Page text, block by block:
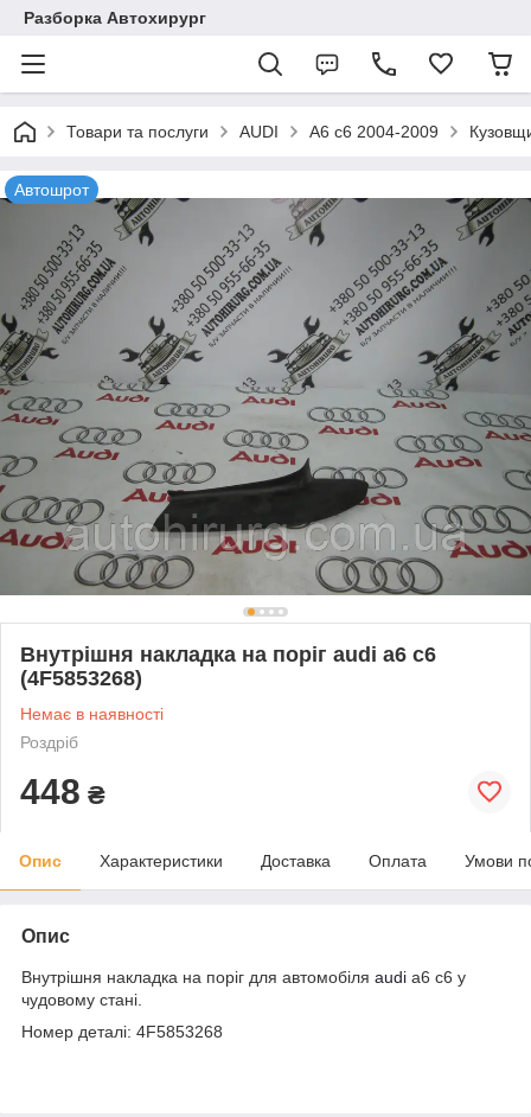
Разборка Автохирург
Товари та послуги AUDI A6 c6 2004-2009
Автошрот
Внутрішня накладка на поріг audi a6 c6
(4F5853268)
Немає в наявності
Роздріб
448 ₴
Опис Характеристики Доставка Оплата Умови
Опис
Внутрішня накладка на поріг для автомобіля audi a6 c6 у
чудовому стані.
Номер деталі: 4F5853268